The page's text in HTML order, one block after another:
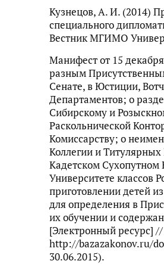
Кузнецов, А. И. (2014)
специального
Вестник МГИМО
Манифест от 15
разным
Сенате, в Юстиции,
Департаментов; о
Сибирскому и
Раскольнической
Комиссарству; о
Коллегии и
Кадетском Сухопутном
Университете классов
приготовлении детей
для определения в
их обучении и
[Электронный ресурс] //
http://bazazakonov.ru/
30.06.2015).